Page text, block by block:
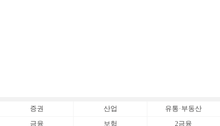
증권 산업 유통·부동산
금융 보험 2금융